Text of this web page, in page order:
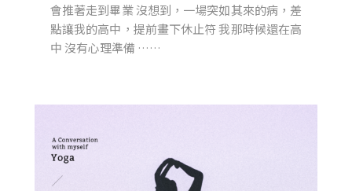
會推著走到畢業 沒想到，一場突如其來的病，差
點讓我的高中，提前畫下休止符 我那時候還在高
中 沒有心理準備 ……